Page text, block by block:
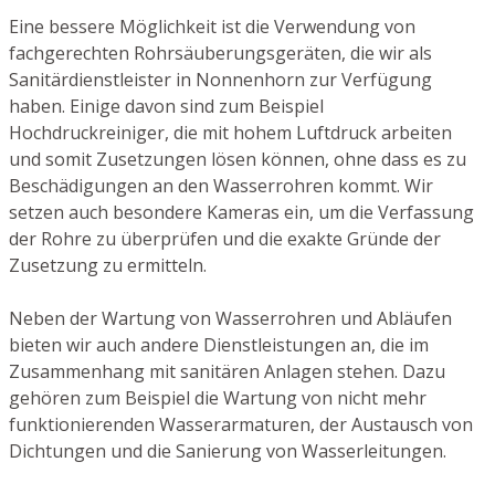
Eine bessere Möglichkeit ist die Verwendung von
fachgerechten Rohrsäuberungsgeräten, die wir als
Sanitärdienstleister in Nonnenhorn zur Verfügung
haben. Einige davon sind zum Beispiel
Hochdruckreiniger, die mit hohem Luftdruck arbeiten
und somit Zusetzungen lösen können, ohne dass es zu
Beschädigungen an den Wasserrohren kommt. Wir
setzen auch besondere Kameras ein, um die Verfassung
der Rohre zu überprüfen und die exakte Gründe der
Zusetzung zu ermitteln.
Neben der Wartung von Wasserrohren und Abläufen
bieten wir auch andere Dienstleistungen an, die im
Zusammenhang mit sanitären Anlagen stehen. Dazu
gehören zum Beispiel die Wartung von nicht mehr
funktionierenden Wasserarmaturen, der Austausch von
Dichtungen und die Sanierung von Wasserleitungen.